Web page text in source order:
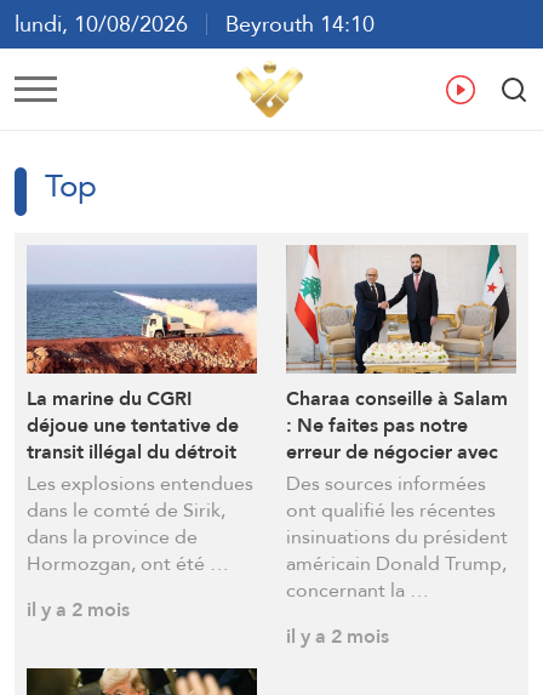
lundi, 10/08/2026
Beyrouth 14:10
ع
Top
La marine du CGRI
déjoue une tentative de
transit illégal du détroit
d’Ormuz
Les explosions entendues
dans le comté de Sirik,
dans la province de
Hormozgan, ont été …
il y a 2 mois
Charaa conseille à Salam
: Ne faites pas notre
erreur de négocier avec
‘Israël’
Des sources informées
ont qualifié les récentes
insinuations du président
américain Donald Trump,
concernant la …
il y a 2 mois